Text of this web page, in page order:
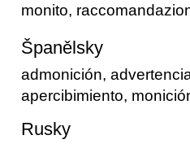
monito,
Španělsky
admonición,
apercibimiento,
Rusky